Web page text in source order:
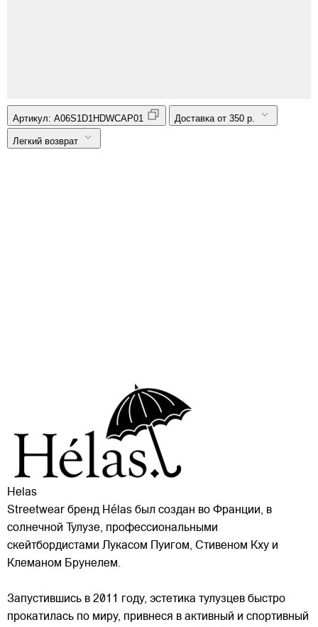
Артикул: A06S1D1HDWCAP01 Доставка от 350 р.
Легкий возврат
Helas
Streetwear бренд Hélas был создан во Франции, в
солнечной Тулузе, профессиональными
скейтбордистами Лукасом Пуигом, Стивеном Кху и
Клеманом Брунелем.
Запустившись в 2011 году, эстетика тулузцев быстро
прокатилась по миру, привнеся в активный и спортивный